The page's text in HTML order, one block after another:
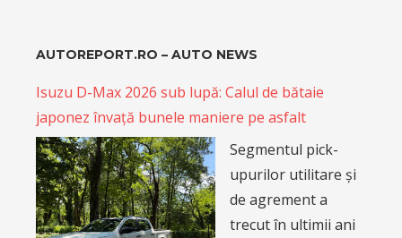
AUTOREPORT.RO – AUTO NEWS
Isuzu D-Max 2026 sub lupă: Calul de bătaie
japonez învață bunele maniere pe asfalt
Segmentul pick-
upurilor utilitare și
de agrement a
trecut în ultimii ani